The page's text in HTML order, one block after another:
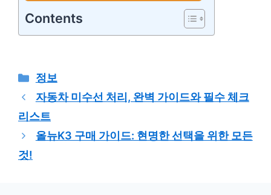
Contents
카
테
고
리
정보
자동차 미수선 처리, 완벽 가이드와 필수 체크
리스트
올뉴K3 구매 가이드: 현명한 선택을 위한 모든
것!